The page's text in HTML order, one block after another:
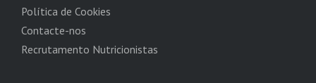
Política de Cookies
Contacte-nos
Recrutamento Nutricionistas